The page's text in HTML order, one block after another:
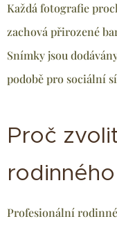
Každá fotografie
zachová přirozené
Snímky jsou
podobě pro sociální
Proč
Profesionální